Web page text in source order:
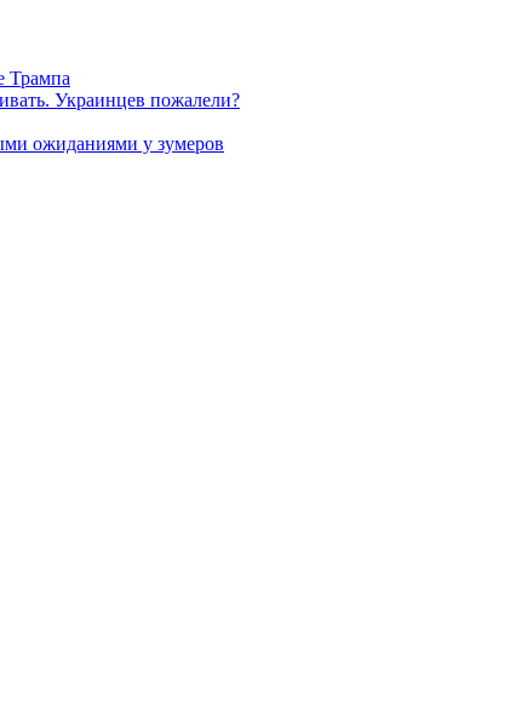
Трампа
Украинцев пожалели?
ожиданиями у зумеров